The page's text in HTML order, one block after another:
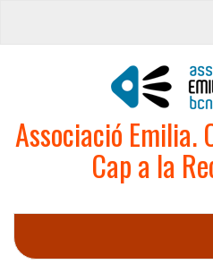
Associació Emilia.
Cap a la